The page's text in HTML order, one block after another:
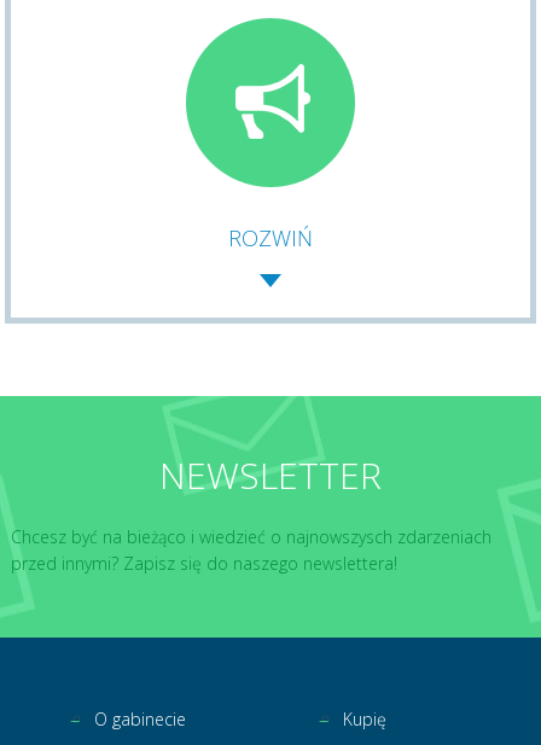
ROZWIŃ
NEWSLETTER
Chcesz być na bieżąco i wiedzieć o najnowszysch zdarzeniach
przed innymi? Zapisz się do naszego newslettera!
O gabinecie
Kupię